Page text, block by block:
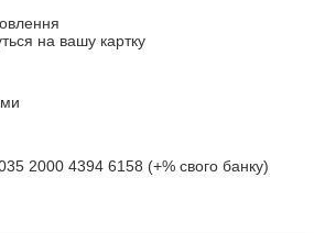
на вашу картку
2000 4394 6158 (+% свого банку)